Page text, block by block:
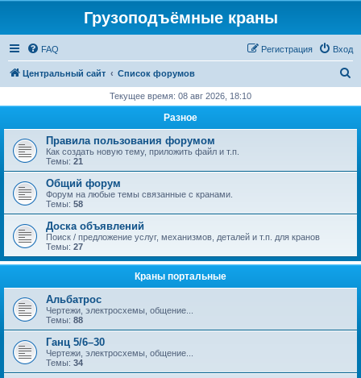
Грузоподъёмные краны
FAQ Вход
Регистрация
Центральный сайт Список форумов
с
Текущее время: 08 авг 2026, 18:10
Разное
Правила пользования форумом
Как создать новую тему, приложить файл и т.п.
Темы: 21
Общий форум
Форум на любые темы связанные с кранами.
Темы: 58
Доска объявлений
Поиск / предложение услуг, механизмов, деталей и т.п. для кранов
Темы: 27
Краны портальные
Альбатрос
Чертежи, электросхемы, общение...
Темы: 88
Ганц 5/6–30
Чертежи, электросхемы, общение...
Темы: 34